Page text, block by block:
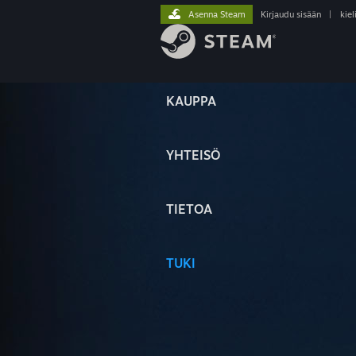
KAUPPA
YHTEISÖ
TIETOA
TUKI
Asenna Steam Kirjaudu sisään kieli